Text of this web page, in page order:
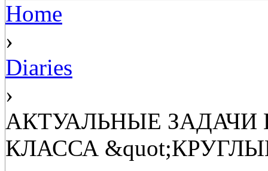
Home
›
Diaries
›
АКТУАЛЬНЫЕ ЗАДАЧИ
КЛАССА